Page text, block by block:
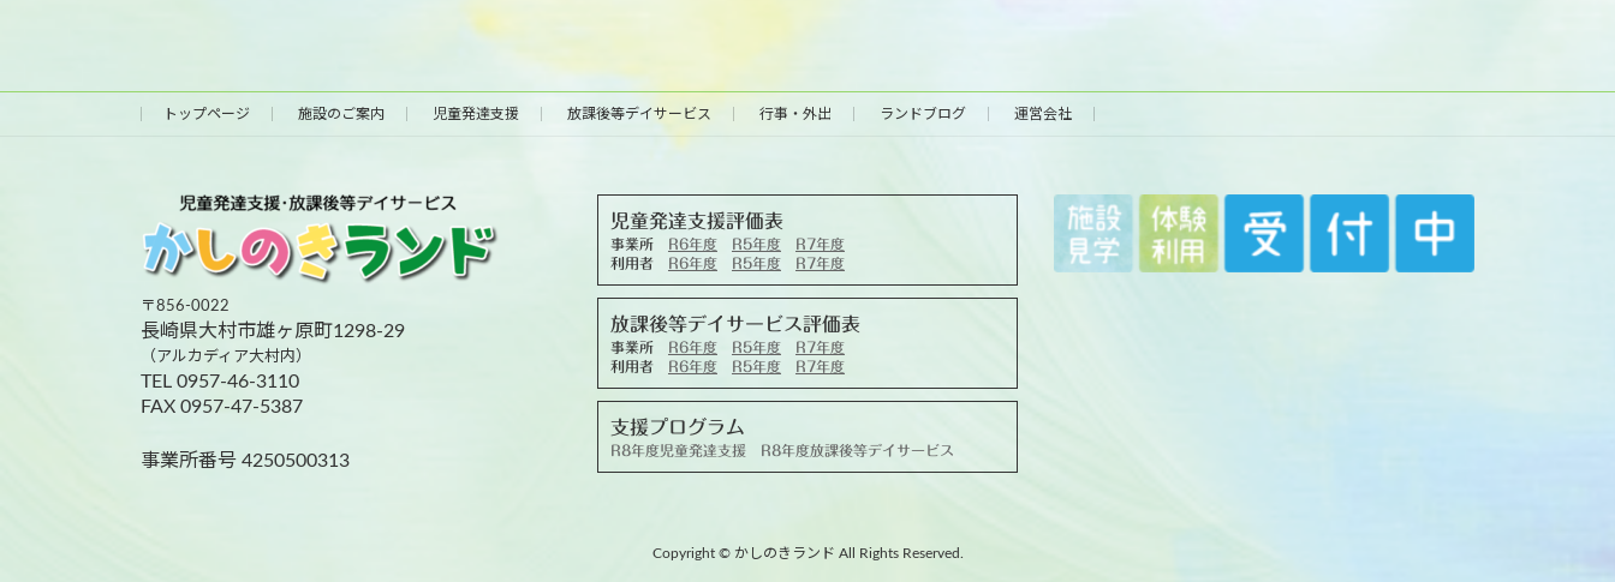
トップページ 施設のご案内 児童発達支援 放課後等デイサービス 行事・外出 ランドブログ 運営会社
〒856-0022
長崎県大村市雄ヶ原町1298-29
（アルカディア大村内）
TEL 0957-46-3110
FAX 0957-47-5387
事業所番号 4250500313
児童発達支援評価表
事業所 R6年度 R5年度
R7年度
利用者 R6年度 R5年度 R7年度
放課後等デイサービス評価表
事業所 R6年度 R5年度
R7年度
利用者 R6年度 R5年度 R7年度
支援プログラム
R8年度児童発達支援 R8年度放課後等デイサービス
Copyright © かしのきランド All Rights Reserved.